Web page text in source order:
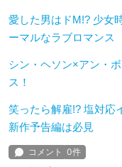
愛した男はドM!? 少女
ーマルなラブロマンス
シン・ヘソン×アン・
ス！
笑ったら解雇!? 塩対応
新作予告編は必見